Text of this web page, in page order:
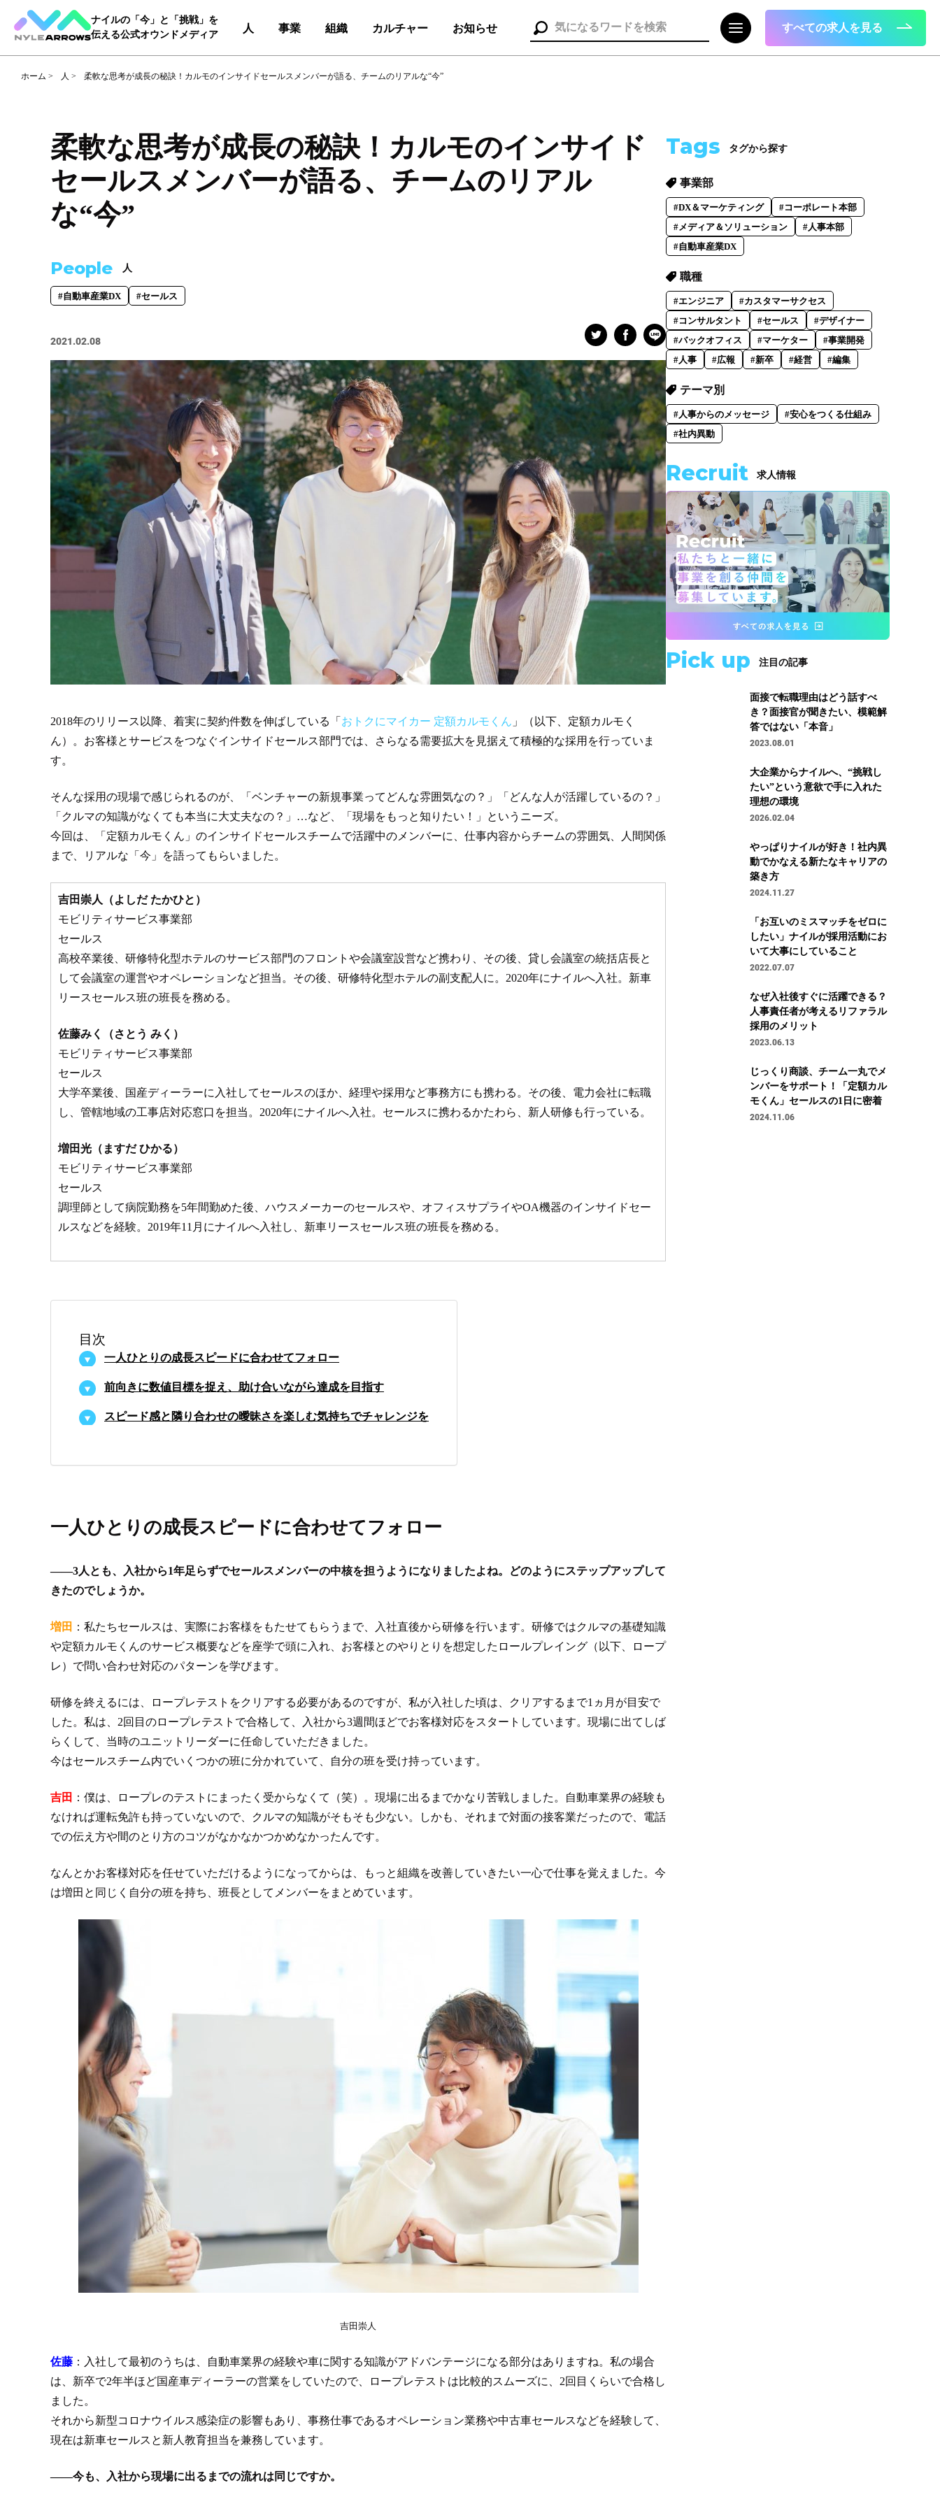
ナイルの「今」と「挑戦」を
伝える公式オウンドメディア
人 事業 組織 カルチャー お知らせ すべての求人を見る
人（65） 事業（36） 組織（37） お知らせ（25）
Tag
テーマ別 #人事からのメッセージ #安心をつくる仕組み #社内異動
面接で転職理由はどう話すべき？面接官
が聞きたい、模範解答ではない「本音」
2023.08.01
ホーム > 人 > 柔軟な思考が成長の秘訣！カルモのインサイドセールスメンバーが語る、チームのリアルな“今”
柔軟な思考が成長の秘訣！カルモのインサイド
セールスメンバーが語る、チームのリアル
な“今”
People 人
#自動車産業DX #セールス
2021.02.08
2018年のリリース以降、着実に契約件数を伸ばしている「 おトクにマイカー 定額カルモくん 」（以下、定額カルモく
ん）。お客様とサービスをつなぐインサイドセールス部門では、さらなる需要拡大を見据えて積極的な採用を行っていま
す。
そんな採用の現場で感じられるのが、「ベンチャーの新規事業ってどんな雰囲気なの？」「どんな人が活躍しているの？」
「クルマの知識がなくても本当に大丈夫なの？」…など、「現場をもっと知りたい！」というニーズ。
今回は、「定額カルモくん」のインサイドセールスチームで活躍中のメンバーに、仕事内容からチームの雰囲気、人間関係
まで、リアルな「今」を語ってもらいました。
吉田崇人（よしだ たかひと）
モビリティサービス事業部
セールス
高校卒業後、研修特化型ホテルのサービス部門のフロントや会議室設営など携わり、その後、貸し会議室の統括店長と
して会議室の運営やオペレーションなど担当。その後、研修特化型ホテルの副支配人に。2020年にナイルへ入社。新車
リースセールス班の班長を務める。
佐藤みく（さとう みく）
モビリティサービス事業部
セールス
大学卒業後、国産ディーラーに入社してセールスのほか、経理や採用など事務方にも携わる。その後、電力会社に転職
し、管轄地域の工事店対応窓口を担当。2020年にナイルへ入社。セールスに携わるかたわら、新人研修も行っている。
増田光（ますだ ひかる）
モビリティサービス事業部
セールス
調理師として病院勤務を5年間勤めた後、ハウスメーカーのセールスや、オフィスサプライやOA機器のインサイドセー
ルスなどを経験。2019年11月にナイルへ入社し、新車リースセールス班の班長を務める。
目次
一人ひとりの成長スピードに合わせてフォロー
前向きに数値目標を捉え、助け合いながら達成を目指す
スピード感と隣り合わせの曖昧さを楽しむ気持ちでチャレンジを
一人ひとりの成長スピードに合わせてフォロー
――3人とも、入社から1年足らずでセールスメンバーの中核を担うようになりましたよね。どのようにステップアップして
きたのでしょうか。
増田 ：私たちセールスは、実際にお客様をもたせてもらうまで、入社直後から研修を行います。研修ではクルマの基礎知識
や定額カルモくんのサービス概要などを座学で頭に入れ、お客様とのやりとりを想定したロールプレイング（以下、ロープ
レ）で問い合わせ対応のパターンを学びます。
研修を終えるには、ロープレテストをクリアする必要があるのですが、私が入社した頃は、クリアするまで1ヵ月が目安で
した。私は、2回目のロープレテストで合格して、入社から3週間ほどでお客様対応をスタートしています。現場に出てしば
らくして、当時のユニットリーダーに任命していただきました。
今はセールスチーム内でいくつかの班に分かれていて、自分の班を受け持っています。
吉田 ：僕は、ロープレのテストにまったく受からなくて（笑）。現場に出るまでかなり苦戦しました。自動車業界の経験も
なければ運転免許も持っていないので、クルマの知識がそもそも少ない。しかも、それまで対面の接客業だったので、電話
での伝え方や間のとり方のコツがなかなかつかめなかったんです。
なんとかお客様対応を任せていただけるようになってからは、もっと組織を改善していきたい一心で仕事を覚えました。今
は増田と同じく自分の班を持ち、班長としてメンバーをまとめています。
吉田崇人
佐藤 ：入社して最初のうちは、自動車業界の経験や車に関する知識がアドバンテージになる部分はありますね。私の場合
は、新卒で2年半ほど国産車ディーラーの営業をしていたので、ロープレテストは比較的スムーズに、2回目くらいで合格し
ました。
それから新型コロナウイルス感染症の影響もあり、事務仕事であるオペレーション業務や中古車セールスなどを経験して、
現在は新車セールスと新人教育担当を兼務しています。
――今も、入社から現場に出るまでの流れは同じですか。
Tags タグから探す
事業部
#DX＆マーケティング
#コーポレート本部
#メディア＆ソリューション
#人事本部
#自動車産業DX
職種
#エンジニア
#カスタマーサクセス
#コンサルタント
#セールス
#デザイナー
#バックオフィス
#マーケター
#事業開発
#人事
#広報 #新卒 #経営 #編集
テーマ別
#人事からのメッセージ
#安心をつくる仕組み
#社内異動
Recruit 求人情報
Pick up 注目の記事
面接で転職理由はどう話すべ
き？面接官が聞きたい、模範解
答ではない「本音」
2023.08.01
大企業からナイルへ、“挑戦し
たい”という意欲で手に入れた
理想の環境
2026.02.04
やっぱりナイルが好き！社内異
動でかなえる新たなキャリアの
築き方
2024.11.27
「お互いのミスマッチをゼロに
したい」ナイルが採用活動にお
いて大事にしていること
2022.07.07
なぜ入社後すぐに活躍できる？
人事責任者が考えるリファラル
採用のメリット
2023.06.13
じっくり商談、チーム一丸でメ
ンバーをサポート！「定額カル
モくん」セールスの1日に密着
2024.11.06